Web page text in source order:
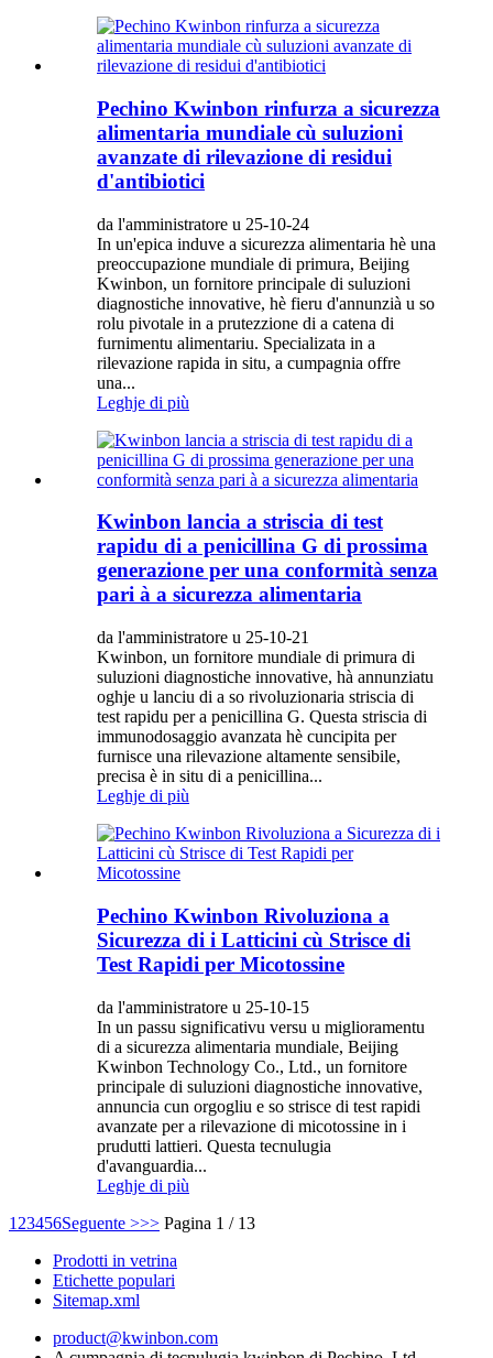
Pechino Kwinbon rinfurza a sicurezza
alimentaria mundiale cù suluzioni
avanzate di rilevazione di residui
d'antibiotici
da l'amministratore u 25-10-24
In un'epica induve a sicurezza alimentaria hè una
preoccupazione mundiale di primura, Beijing
Kwinbon, un fornitore principale di suluzioni
diagnostiche innovative, hè fieru d'annunzià u so
rolu pivotale in a prutezzione di a catena di
furnimentu alimentariu. Specializata in a
rilevazione rapida in situ, a cumpagnia offre
una...
Leghje di più
Kwinbon lancia a striscia di test
rapidu di a penicillina G di prossima
generazione per una conformità senza
pari à a sicurezza alimentaria
da l'amministratore u 25-10-21
Kwinbon, un fornitore mundiale di primura di
suluzioni diagnostiche innovative, hà annunziatu
oghje u lanciu di a so rivoluzionaria striscia di
test rapidu per a penicillina G. Questa striscia di
immunodosaggio avanzata hè cuncipita per
furnisce una rilevazione altamente sensibile,
precisa è in situ di a penicillina...
Leghje di più
Pechino Kwinbon Rivoluziona a
Sicurezza di i Latticini cù Strisce di
Test Rapidi per Micotossine
da l'amministratore u 25-10-15
In un passu significativu versu u miglioramentu
di a sicurezza alimentaria mundiale, Beijing
Kwinbon Technology Co., Ltd., un fornitore
principale di suluzioni diagnostiche innovative,
annuncia cun orgogliu e so strisce di test rapidi
avanzate per a rilevazione di micotossine in i
prudutti lattieri. Questa tecnulugia
d'avanguardia...
Leghje di più
1 23456Seguente >>> Pagina 1 / 13
Prodotti in vetrina
Etichette populari
Sitemap.xml
product@kwinbon.com